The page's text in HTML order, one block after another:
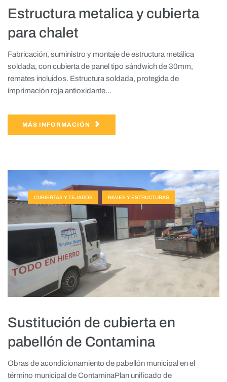
Estructura metalica y cubierta
para chalet
Fabricación, suministro y montaje de estructura metálica
soldada, con cubierta de panel tipo sándwich de 30mm,
remates incluidos. Estructura soldada, protegida de
imprimación roja antioxidante...
MÁS INFORMACIÓN
CUBIERTAS Y TEJADOS NAVES Y ESTRUCTURAS
Sustitución de cubierta en
pabellón de Contamina
Obras de acondicionamiento de pabellón municipal en el
término municipal de ContaminaPlan unificado de